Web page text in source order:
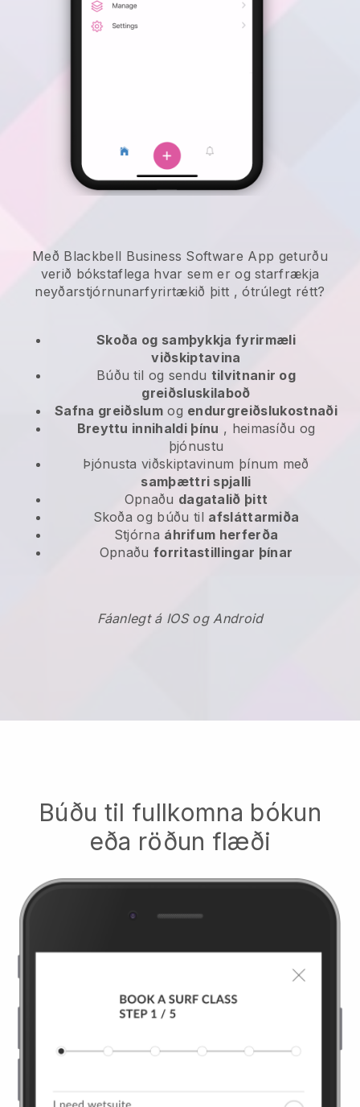
Með Blackbell Business Software App geturðu
verið bókstaflega hvar sem er ogstarfrækja
neyðarstjórnunarfyrirtækið þitt , ótrúlegt rétt?
Skoða og samþykkja fyrirmæli
viðskiptavina
Búðu til og sendu tilvitnanir og
greiðsluskilaboð
Safna greiðslumog endurgreiðslukostnaði
Breyttu innihaldi þínu , heimasíðu og
þjónustu
Þjónusta viðskiptavinum þínum með
samþættri spjalli
Opnaðu dagatalið þitt
Skoða og búðu til afsláttarmiða
Stjórna áhrifum herferða
Opnaðu forritastillingar þínar
Fáanlegt á IOS og Android
Búðu til fullkomna bókun
eða röðun flæði